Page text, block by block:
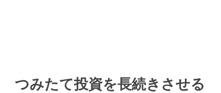
つみたて投資を長続きさせる